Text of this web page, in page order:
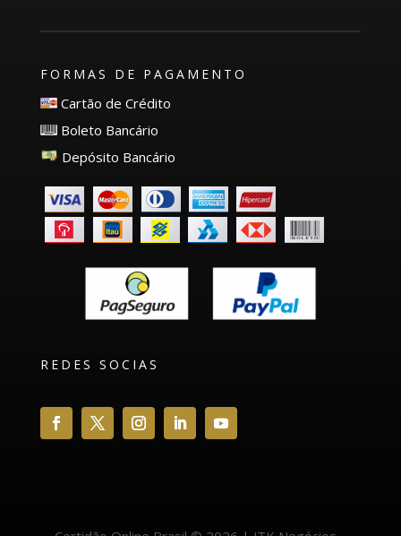
FORMAS DE PAGAMENTO
Cartão de Crédito
Boleto Bancário
Depósito Bancário
REDES SOCIAS